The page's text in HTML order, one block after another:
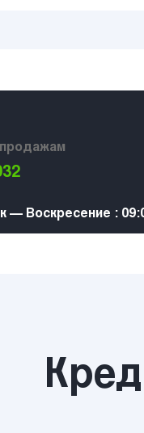
— Воскресение :